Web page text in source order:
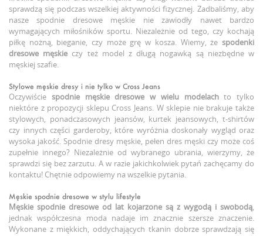
sprawdzą się podczas wszelkiej aktywności fizycznej. Zadbaliśmy, aby
nasze spodnie dresowe męskie nie zawiodły nawet bardzo
wymagających miłośników sportu. Niezależnie od tego, czy kochają
piłkę nożną, bieganie, czy może grę w kosza. Wiemy, że spodenki
dresowe męskie czy też model z długą nogawką są niezbędne w
męskiej szafie.
Stylowe męskie dresy i nie tylko w Cross Jeans
Oczywiście spodnie męskie dresowe w wielu modelachto tylko
niektóre z propozycji sklepu Cross Jeans. W sklepie nie brakuje także
stylowych, ponadczasowych jeansów, kurtek jeansowych, t-shirtów
czy innych części garderoby, które wyróżnia doskonały wygląd oraz
wysoka jakość. Spodnie dresy męskie, pełen dres męski czy może coś
zupełnie innego? Niezależnie od wybranego ubrania, wierzymy, że
sprawdzi się bez zarzutu. A w razie jakichkolwiek pytań zachęcamy do
kontaktu! Chętnie odpowiemy na wszelkie pytania.
Męskie spodnie dresowe w stylu lifestyle
Męskie spodnie dresowe od lat kojarzone są z wygodą i swobodą,
jednak współczesna moda nadaje im znacznie szersze znaczenie.
Wykonane z miękkich, oddychających tkanin dobrze sprawdzają się